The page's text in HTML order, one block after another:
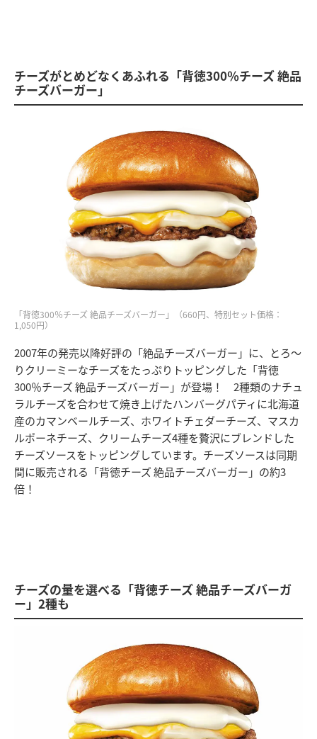
チーズがとめどなくあふれる「背徳300％チーズ 絶品
チーズバーガー」
「背徳300％チーズ 絶品チーズバーガー」（660円、特別セット価格：
1,050円）
2007年の発売以降好評の「絶品チーズバーガー」に、とろ〜
りクリーミーなチーズをたっぷりトッピングした「背徳
300％チーズ 絶品チーズバーガー」が登場！ 2種類のナチュ
ラルチーズを合わせて焼き上げたハンバーグパティに北海道
産のカマンベールチーズ、ホワイトチェダーチーズ、マスカ
ルポーネチーズ、クリームチーズ4種を贅沢にブレンドした
チーズソースをトッピングしています。チーズソースは同期
間に販売される「背徳チーズ 絶品チーズバーガー」の約3
倍！
チーズの量を選べる「背徳チーズ 絶品チーズバーガ
ー」2種も